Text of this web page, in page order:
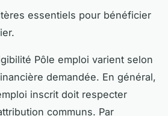
essentiels pour bénéficier
Pôle emploi varient selon
demandée. En général,
inscrit doit respecter
communs. Par